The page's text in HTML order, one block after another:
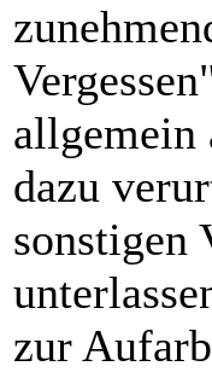
allgemein
dazu
sonstigen
zur